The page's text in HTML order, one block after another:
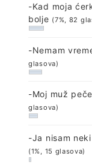
-Kad moja
bolje (7%, 82
-Nemam
glasova)
-Moj muž
glasova)
-Ja nisam
(1%, 15 glasova)